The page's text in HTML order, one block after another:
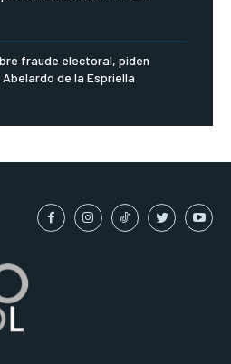
fraude electoral, piden
de la Espriella